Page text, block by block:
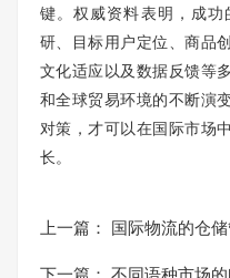
键。权威资料表明，成功
研、目标用户定位、商品
文化适应以及数据反馈等
和全球贸易环境的不断演
对策，才可以在国际市场
长。
上一篇： 国际物流的仓
下一篇： 不同语种市场